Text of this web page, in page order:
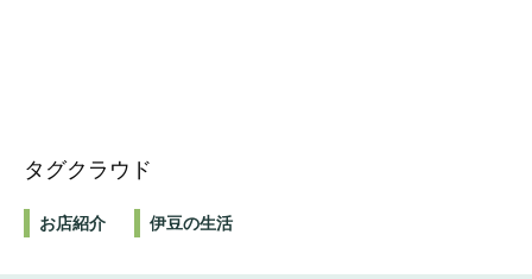
タグクラウド
お店紹介 伊豆の生活